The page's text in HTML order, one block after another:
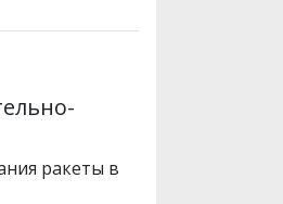
ракеты в